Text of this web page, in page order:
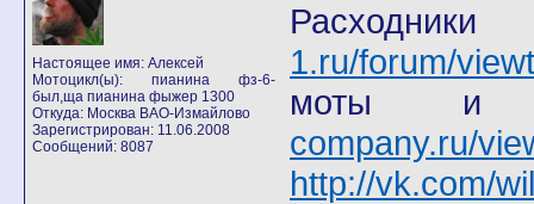
Настоящее имя: Алексей
Мотоцикл(ы): пианина фз-6-
был,ща пианина фыжер 1300
Откуда: Москва ВАО-Измайлово
Зарегистрирован: 11.06.2008
Сообщений: 8087
1.ru/forum/
company.ru/
http://vk.com/